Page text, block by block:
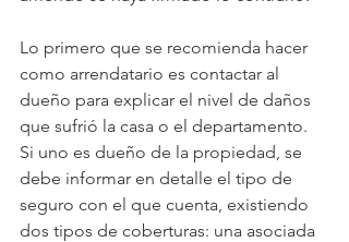
Lo primero que se recomienda hacer
como arrendatario es contactar al
dueño para explicar el nivel de daños
que sufrió la casa o el departamento.
Si uno es dueño de la propiedad, se
debe informar en detalle el tipo de
seguro con el que cuenta, existiendo
dos tipos de coberturas: una asociada